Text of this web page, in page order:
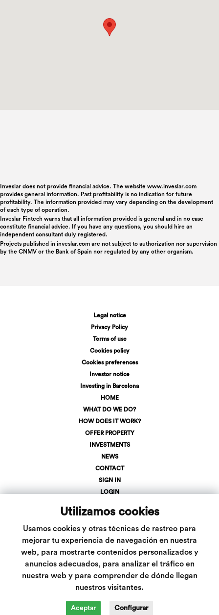
Utilizamos cookies
Usamos cookies y otras técnicas de rastreo para
mejorar tu experiencia de navegación en nuestra
web, para mostrarte contenidos personalizados y
anuncios adecuados, para analizar el tráfico en
nuestra web y para comprender de dónde llegan
nuestros visitantes.
Aceptar Configurar
Inveslar does not provide financial advice. The website www.inveslar.com
provides general information. Past profitability is no indication for future
profitability. The information provided may vary depending on the development
of each type of operation.
Inveslar Fintech warns that all information provided is general and in no case
constitute financial advice. If you have any questions, you should hire an
independent consultant duly registered.
Projects published in inveslar.com are not subject to authorization nor supervision
by the CNMV or the Bank of Spain nor regulated by any other organism.
Legal notice
Privacy Policy
Terms of use
Cookies policy
Cookies preferences
Investor notice
Investing in Barcelona
HOME
WHAT DO WE DO?
HOW DOES IT WORK?
OFFER PROPERTY
INVESTMENTS
NEWS
CONTACT
SIGN IN
LOGIN
info@inveslar.com
Follow us